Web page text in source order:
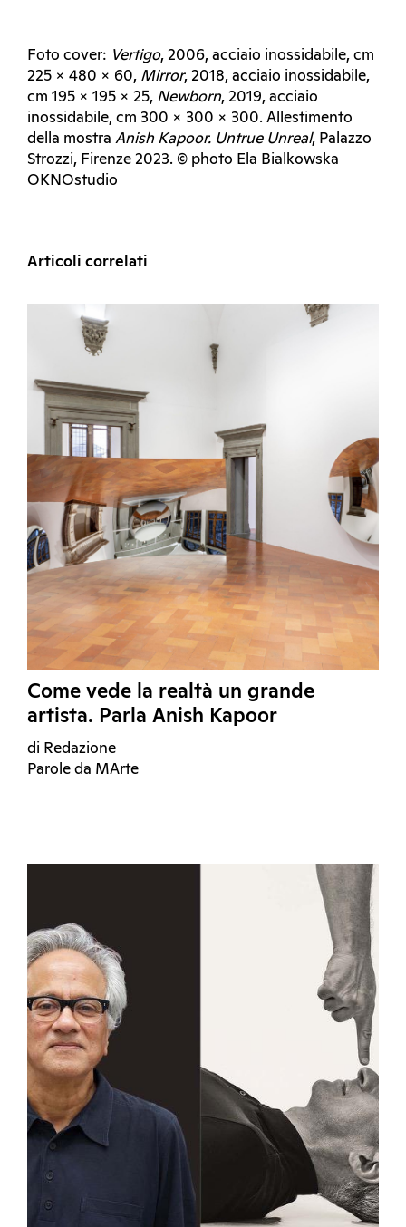
Foto cover: Vertigo, 2006, acciaio inossidabile, cm
225 × 480 × 60, Mirror, 2018, acciaio inossidabile,
cm 195 × 195 × 25, Newborn, 2019, acciaio
inossidabile, cm 300 × 300 × 300. Allestimento
della mostra Anish Kapoor. Untrue Unreal, Palazzo
Strozzi, Firenze 2023. © photo Ela Bialkowska
OKNOstudio
Articoli correlati
Come vede la realtà un grande
artista. Parla Anish Kapoor
di Redazione
Parole da MArte